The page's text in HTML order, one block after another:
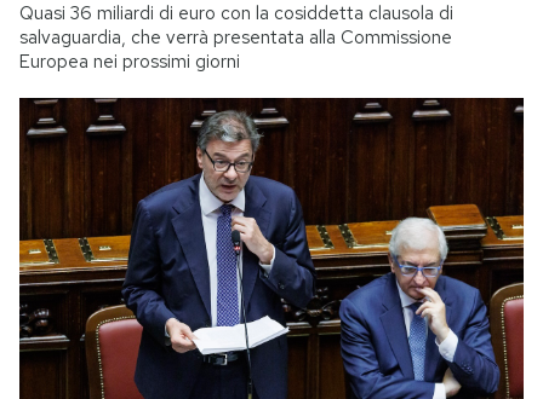
Quasi 36 miliardi di euro con la cosiddetta clausola di
salvaguardia, che verrà presentata alla Commissione
Europea nei prossimi giorni